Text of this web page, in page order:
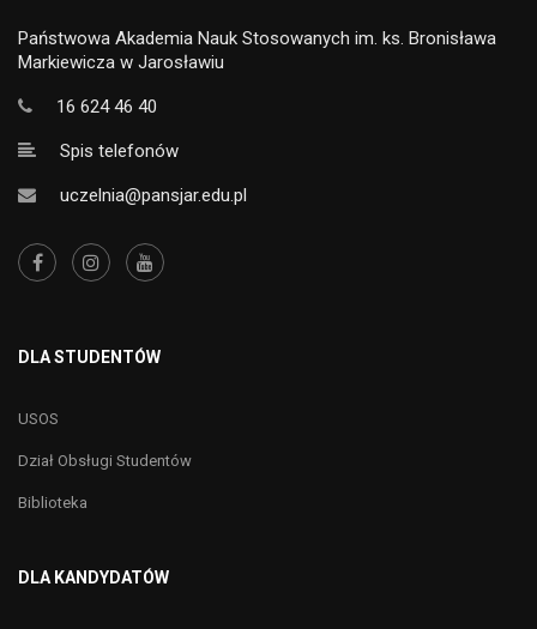
Państwowa Akademia Nauk Stosowanych im. ks. Bronisława
Markiewicza w Jarosławiu
16 624 46 40
Spis telefonów
uczelnia@pansjar.edu.pl
DLA STUDENTÓW
USOS
Dział Obsługi Studentów
Biblioteka
DLA KANDYDATÓW